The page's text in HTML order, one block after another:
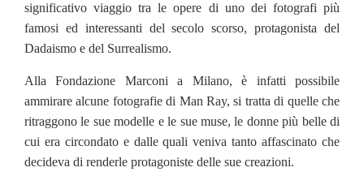
significativo viaggio tra le opere di uno dei fotografi più
famosi ed interessanti del secolo scorso, protagonista del
Dadaismo e del Surrealismo.
Alla Fondazione Marconi a Milano, è infatti possibile
ammirare alcune fotografie di Man Ray, si tratta di quelle che
ritraggono le sue modelle e le sue muse, le donne più belle di
cui era circondato e dalle quali veniva tanto affascinato che
decideva di renderle protagoniste delle sue creazioni.